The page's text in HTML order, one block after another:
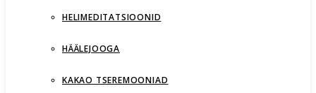
HELIMEDITATSIOONID
HÄÄLEJOOGA
KAKAO TSEREMOONIAD